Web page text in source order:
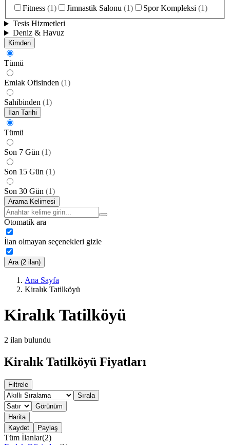
Fitness (1) Jimnastik Salonu (1) Spor Kompleksi (1)
Tesis Hizmetleri
Deniz & Havuz
Kimden
Tümü
Emlak Ofisinden (1)
Sahibinden (1)
İlan Tarihi
Tümü
Son 7 Gün (1)
Son 15 Gün (1)
Son 30 Gün (1)
Arama Kelimesi
Otomatik ara
İlan olmayan seçenekleri gizle
Ara (2 ilan)
Ana Sayfa
Kiralık Tatilköyü
Kiralık Tatilköyü
2 ilan bulundu
Kiralık Tatilköyü Fiyatları
Filtrele
Sırala
Görünüm
Harita
Kaydet
Paylaş
Tüm İlanlar(2)